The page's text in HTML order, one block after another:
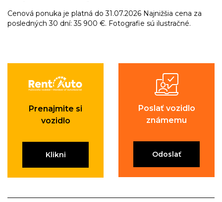
Cenová ponuka je platná do 31.07.2026 Najnižšia cena za
posledných 30 dní: 35 900 €. Fotografie sú ilustračné.
Prenajmite si
vozidlo
Klikni
Poslať vozidlo
známemu
Odoslať